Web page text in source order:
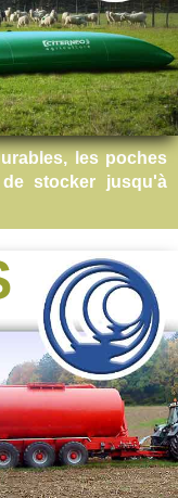
les poches
stocker jusqu'à